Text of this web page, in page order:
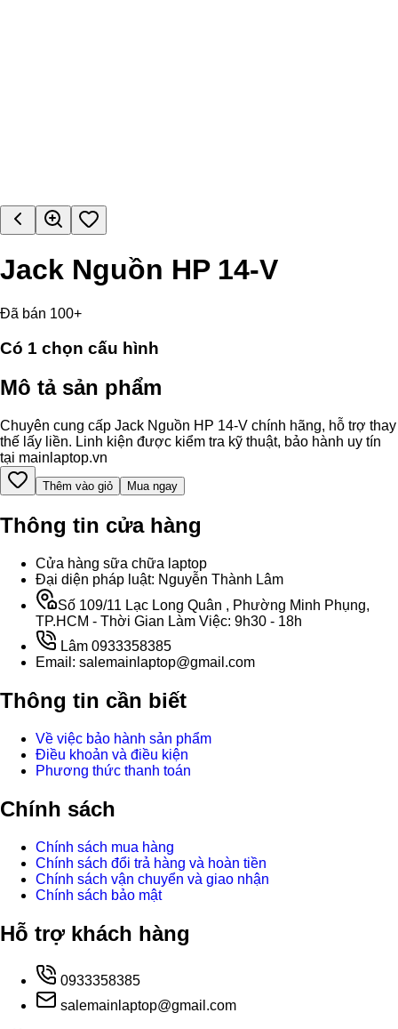
Jack Nguồn HP 14-V
Đã bán 100+
Có 1 chọn cấu hình
Mô tả sản phẩm
Chuyên cung cấp Jack Nguồn HP 14-V chính hãng, hỗ trợ thay
thế lấy liền. Linh kiện được kiểm tra kỹ thuật, bảo hành uy tín
tại mainlaptop.vn
Thêm vào giỏ Mua ngay
Thông tin cửa hàng
Cửa hàng sữa chữa laptop
Đại diện pháp luật: Nguyễn Thành Lâm
Số 109/11 Lạc Long Quân , Phường Minh Phụng,
TP.HCM - Thời Gian Làm Việc: 9h30 - 18h
Lâm 0933358385
Email: salemainlaptop@gmail.com
Thông tin cần biết
Về việc bảo hành sản phẩm
Điều khoản và điều kiện
Phương thức thanh toán
Chính sách
Chính sách mua hàng
Chính sách đổi trả hàng và hoàn tiền
Chính sách vận chuyển và giao nhận
Chính sách bảo mật
Hỗ trợ khách hàng
0933358385
salemainlaptop@gmail.com